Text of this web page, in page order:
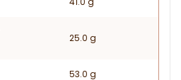
25.0 g
53.0 g